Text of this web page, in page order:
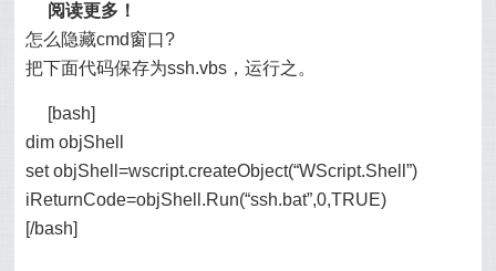
阅读更多！
怎么隐藏cmd窗口?
把下面代码保存为ssh.vbs，运行之。
[bash]
dim objShell
set objShell=wscript.createObject(“WScript.Shell”)
iReturnCode=objShell.Run(“ssh.bat”,0,TRUE)
[/bash]